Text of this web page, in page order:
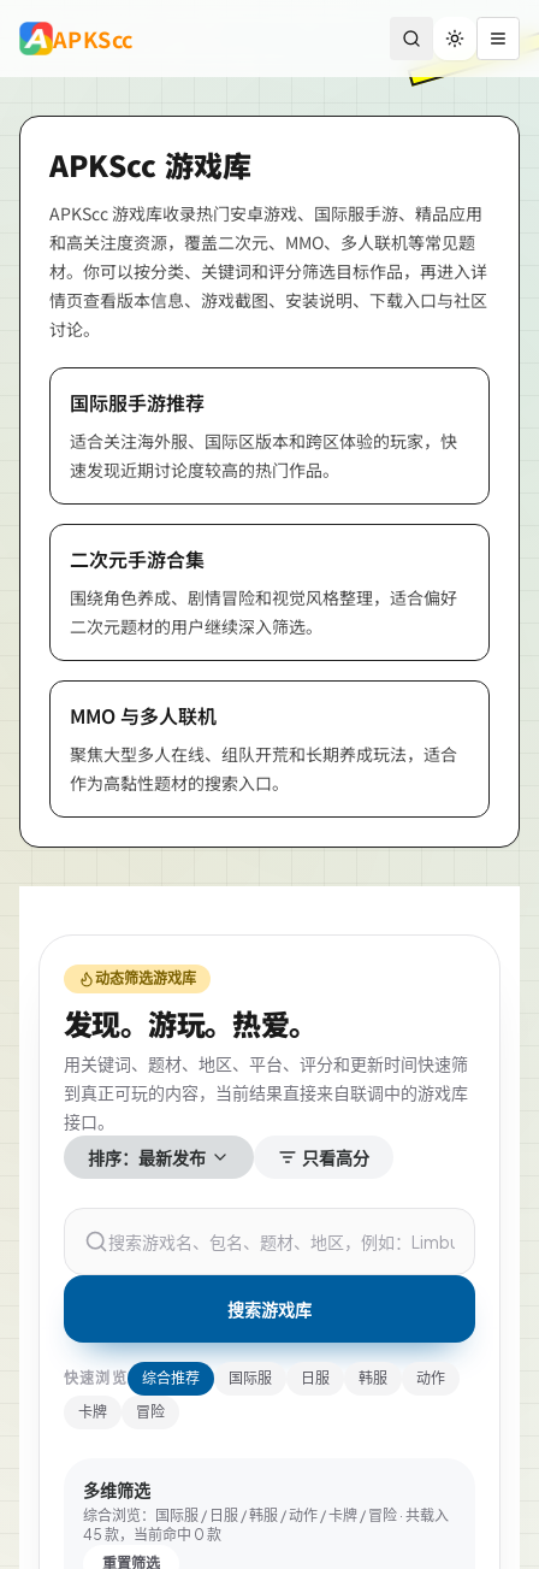
APKScc 切换主题打开
APKScc 游戏库
APKScc游戏库收录热门安卓游戏、国际服手游、精品应用
和高关注度资源，覆盖二次元、MMO、多人联机等常见题
材。你可以按分类、关键词和评分筛选目标作品，再进入详
情页查看版本信息、游戏截图、安装说明、下载入口与社区
讨论。
国际服手游推荐
适合关注海外服、国际区版本和跨区体验的玩家，快
速发现近期讨论度较高的热门作品。
二次元手游合集
围绕角色养成、剧情冒险和视觉风格整理，适合偏好
二次元题材的用户继续深入筛选。
MMO 与多人联机
聚焦大型多人在线、组队开荒和长期养成玩法，适合
作为高黏性题材的搜索入口。
动态筛选游戏库
发现。游玩。热爱。
用关键词、题材、地区、平台、评分和更新时间快速筛
到真正可玩的内容，当前结果直接来自联调中的游戏库
接口。
排序： 最新发布 只看高分
搜索游戏库
快速浏览 综合推荐 国际服 日服 韩服
动作
卡牌
冒险
多维筛选
综合浏览：国际服 / 日服 / 韩服 / 动作 / 卡牌 / 冒险 · 共载入
45 款，当前命中 0 款
重置筛选